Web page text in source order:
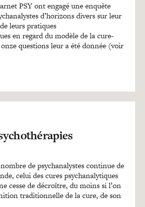
PSY ont engagé une enquête
d’horizons divers sur leur
leurs pratiques
en regard du modèle de la cure-
questions leur a été donnée (voir
de psychanalystes continue de
celui des cures psychanalytiques
cesse de décroître, du moins si l’on
traditionnelle de la cure, de son